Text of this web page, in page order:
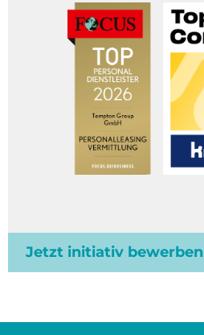
Jetzt initiativ bewerben